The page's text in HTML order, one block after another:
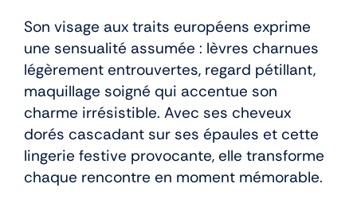
Son visage aux traits européens exprime
une sensualité assumée : lèvres charnues
légèrement entrouvertes, regard pétillant,
maquillage soigné qui accentue son
charme irrésistible. Avec ses cheveux
dorés cascadant sur ses épaules et cette
lingerie festive provocante, elle transforme
chaque rencontre en moment mémorable.